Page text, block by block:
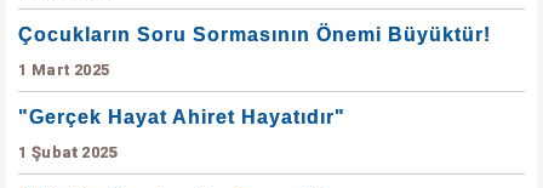
Çocukların Soru Sormasının Önemi Büyüktür!
1 Mart 2025
"Gerçek Hayat Ahiret Hayatıdır"
1 Şubat 2025